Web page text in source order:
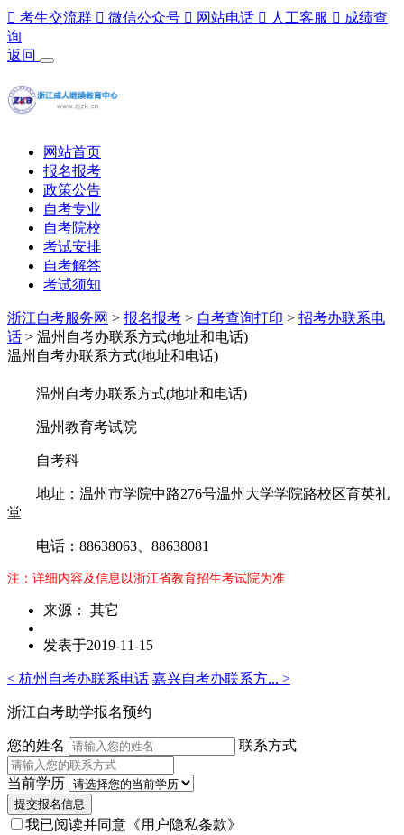
 考生交流群  微信公众号  网站电话  人工客服  成绩查
询
返回
网站首页
报名报考
政策公告
自考专业
自考院校
考试安排
自考解答
考试须知
浙江自考服务网 > 报名报考 > 自考查询打印 > 招考办联系电
话 > 温州自考办联系方式(地址和电话)
温州自考办联系方式(地址和电话)
温州自考办联系方式(地址和电话)
温州教育考试院
自考科
地址：温州市学院中路276号温州大学学院路校区育英礼
堂
电话：88638063、88638081
注：详细内容及信息以浙江省教育招生考试院为准
来源： 其它
发表于2019-11-15
< 杭州自考办联系电话 嘉兴自考办联系方... >
浙江自考助学报名预约
您的姓名 联系方式
当前学历
提交报名信息
我已阅读并同意 《用户隐私条款》